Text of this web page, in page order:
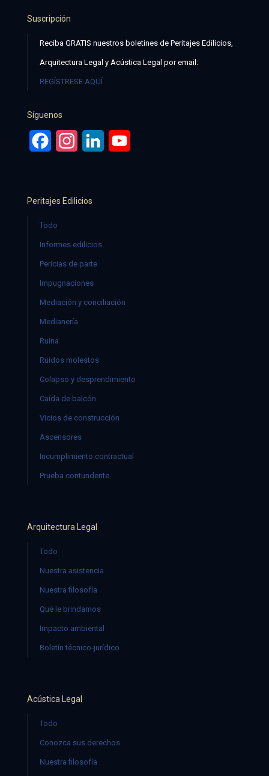
Suscripción
Reciba GRATIS nuestros boletines de Peritajes Edilicios,
Arquitectura Legal y Acústica Legal por email:
REGÍSTRESE AQUÍ
Síguenos
FacebookInstagramLinkedIn
Peritajes Edilicios
Todo
Informes edilicios
Pericias de parte
Impugnaciones
Mediación y conciliación
Medianería
Ruina
Ruidos molestos
Colapso y desprendimiento
Caída de balcón
Vicios de construcción
Ascensores
Incumplimiento contractual
Prueba contundente
Arquitectura Legal
Todo
Nuestra asistencia
Nuestra filosofía
Qué le brindamos
Impacto ambiental
Boletín técnico-jurídico
Acústica Legal
Todo
Conozca sus derechos
Nuestra filosofía